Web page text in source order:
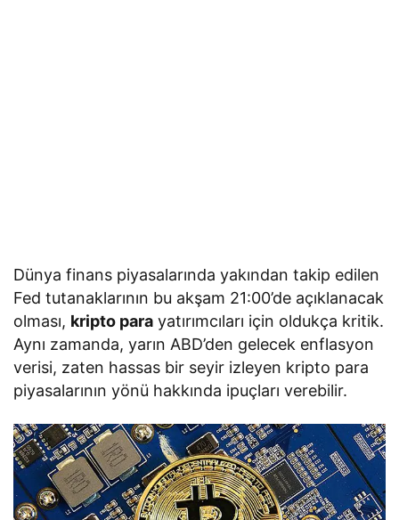
Dünya finans piyasalarında yakından takip edilen
Fed tutanaklarının bu akşam 21:00’de açıklanacak
olması, kripto para yatırımcıları için oldukça kritik.
Aynı zamanda, yarın ABD’den gelecek enflasyon
verisi, zaten hassas bir seyir izleyen kripto para
piyasalarının yönü hakkında ipuçları verebilir.